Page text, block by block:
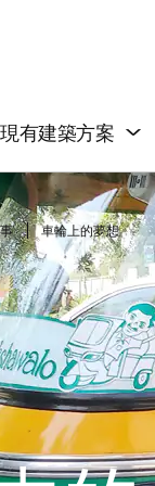
現有建築方案
車輪上的夢想